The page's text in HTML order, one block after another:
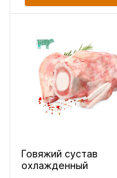
Говяжий сустав
охлажденный